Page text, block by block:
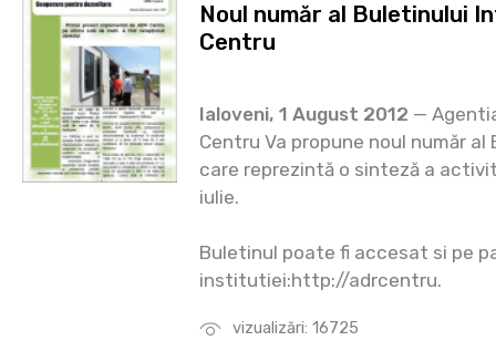
vizualizări: 16725
Noul număr al Buletinului
Centru
Ialoveni, 1 August 2012 —
Centru Va propune noul număr al
care reprezintă o sinteză a
iulie.
Buletinul poate fi accesat si pe
institutiei:http://adrcentru.